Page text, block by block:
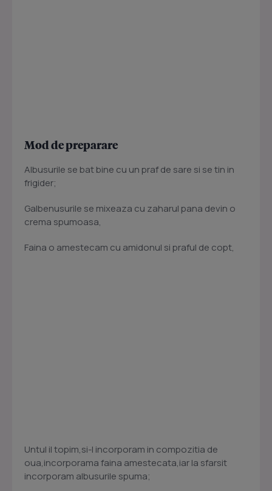
Mod de preparare
Albusurile se bat bine cu un praf de sare si se tin in
frigider;
Galbenusurile se mixeaza cu zaharul pana devin o
crema spumoasa,
Faina o amestecam cu amidonul si praful de copt,
Untul il topim,si-l incorporam in compozitia de
oua,incorporama faina amestecata,iar la sfarsit
incorporam albusurile spuma;